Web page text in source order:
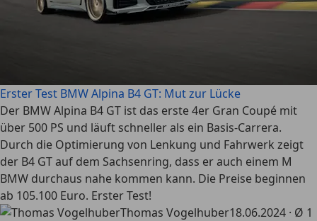
Erster Test BMW Alpina B4 GT: Mut zur Lücke
Der BMW Alpina B4 GT ist das erste 4er Gran Coupé mit
über 500 PS und läuft schneller als ein Basis-Carrera.
Durch die Optimierung von Lenkung und Fahrwerk zeigt
der B4 GT auf dem Sachsenring, dass er auch einem M
BMW durchaus nahe kommen kann. Die Preise beginnen
ab 105.100 Euro. Erster Test!
Thomas Vogelhuber18.06.2024 · Ø 1